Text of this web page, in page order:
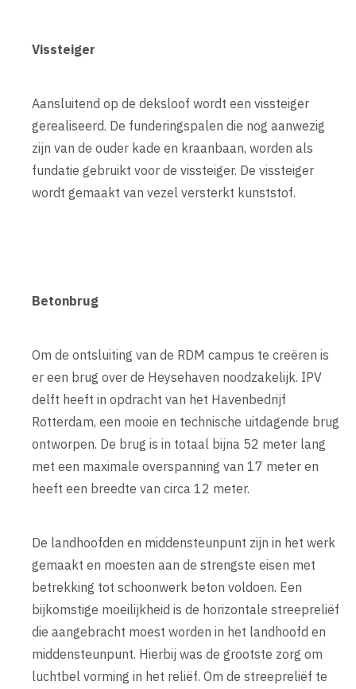
Vissteiger
Aansluitend op de deksloof wordt een vissteiger
gerealiseerd. De funderingspalen die nog aanwezig
zijn van de ouder kade en kraanbaan, worden als
fundatie gebruikt voor de vissteiger. De vissteiger
wordt gemaakt van vezel versterkt kunststof.
Betonbrug
Om de ontsluiting van de RDM campus te creëren is
er een brug over de Heysehaven noodzakelijk. IPV
delft heeft in opdracht van het Havenbedrijf
Rotterdam, een mooie en technische uitdagende brug
ontworpen. De brug is in totaal bijna 52 meter lang
met een maximale overspanning van 17 meter en
heeft een breedte van circa 12 meter.
De landhoofden en middensteunpunt zijn in het werk
gemaakt en moesten aan de strengste eisen met
betrekking tot schoonwerk beton voldoen. Een
bijkomstige moeilijkheid is de horizontale streepreliëf
die aangebracht moest worden in het landhoofd en
middensteunpunt. Hierbij was de grootste zorg om
luchtbel vorming in het reliëf. Om de streepreliëf te